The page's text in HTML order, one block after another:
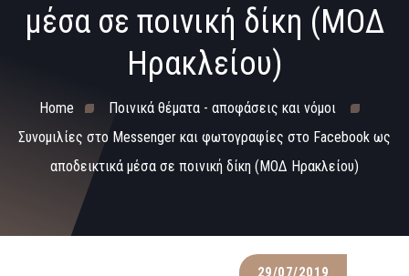
μέσα σε ποινική δίκη (ΜΟΔ
Ηρακλείου)
Home
Ποινικά θέματα - αποφάσεις και νόμοι
Συνομιλίες στο Messenger και φωτογραφίες στο Facebook ως
αποδεικτικά μέσα σε ποινική δίκη (ΜΟΔ Ηρακλείου)
29/07/2019